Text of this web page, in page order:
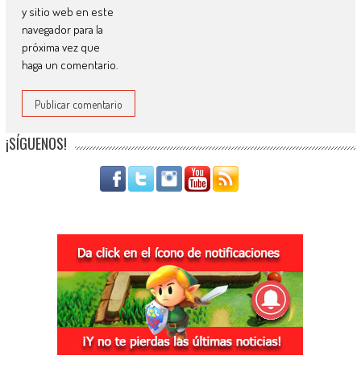
y sitio web en este
navegador para la
próxima vez que
haga un comentario.
¡SÍGUENOS!